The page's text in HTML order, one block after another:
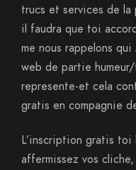
trucs et services de
il faudra que toi
me nous rappelons
web de partie
represente-et cela
gratis en compagnie
L’inscription gratis
affermissez vos